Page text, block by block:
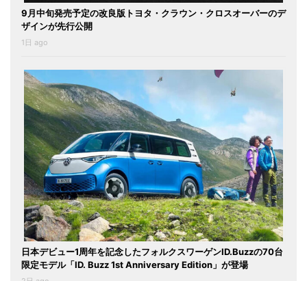
9月中旬発売予定の改良版トヨタ・クラウン・クロスオーバーのデ
ザインが先行公開
1日 ago
日本デビュー1周年を記念したフォルクスワーゲンID.Buzzの70台
限定モデル「ID. Buzz 1st Anniversary Edition」が登場